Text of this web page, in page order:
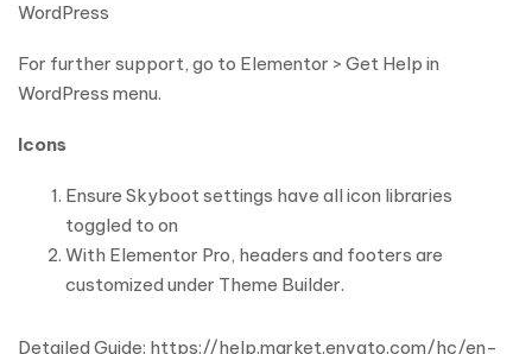
WordPress
For further support, go to Elementor > Get Help in
WordPress menu.
Icons
Ensure Skyboot settings have all icon libraries
toggled to on
With Elementor Pro, headers and footers are
customized under Theme Builder.
Detailed Guide: https://help.market.envato.com/hc/en-